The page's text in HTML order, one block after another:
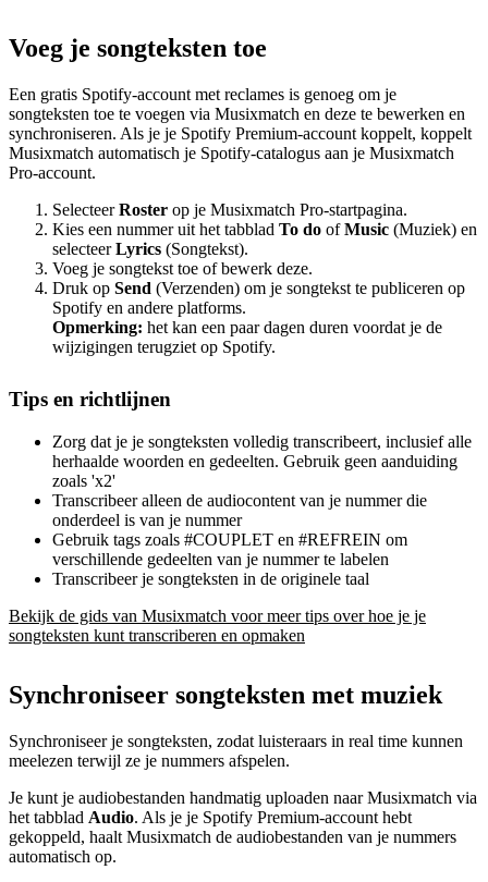
Voeg je songteksten toe
Een gratis Spotify-account met reclames is genoeg om je
songteksten toe te voegen via Musixmatch en deze te bewerken en
synchroniseren. Als je je Spotify Premium-account koppelt, koppelt
Musixmatch automatisch je Spotify-catalogus aan je Musixmatch
Pro-account.
SelecteerRoster op je Musixmatch Pro-startpagina.
Kies een nummer uit het tabblad To do ofMusic (Muziek) en
selecteerLyrics (Songtekst).
Voeg je songtekst toe of bewerk deze.
Druk op Send (Verzenden) om je songtekst te publiceren op
Spotify en andere platforms.
Opmerking: het kan een paar dagen duren voordat je de
wijzigingen terugziet op Spotify.
Tips en richtlijnen
Zorg dat je je songteksten volledig transcribeert, inclusief alle
herhaalde woorden en gedeelten. Gebruik geen aanduiding
zoals 'x2'
Transcribeer alleen de audiocontent van je nummer die
onderdeel is van je nummer
Gebruik tags zoals #COUPLET en #REFREIN om
verschillende gedeelten van je nummer te labelen
Transcribeer je songteksten in de originele taal
Bekijk de gids van Musixmatch voor meer tips over hoe je je
songteksten kunt transcriberen en opmaken
Synchroniseer songteksten met muziek
Synchroniseer je songteksten, zodat luisteraars in real time kunnen
meelezen terwijl ze je nummers afspelen.
Je kunt je audiobestanden handmatig uploaden naar Musixmatch via
het tabblad Audio. Als je je Spotify Premium-account hebt
gekoppeld, haalt Musixmatch de audiobestanden van je nummers
automatisch op.